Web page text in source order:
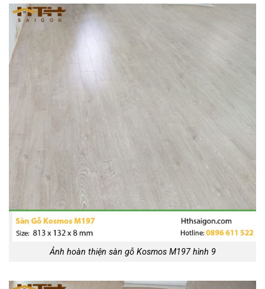
Ảnh hoàn thiện sàn gỗ Kosmos M197 hình 9